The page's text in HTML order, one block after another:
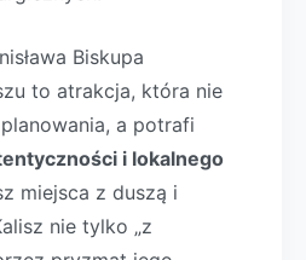
Biskupa
to atrakcja, która nie
a potrafi
i lokalnego
miejsca z duszą i
nie tylko „z